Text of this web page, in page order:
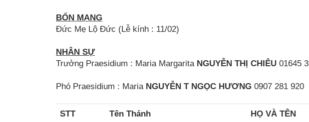
BỔN MẠNG
Đức Mẹ Lộ Đức (Lễ kính : 11/02)
NHÂN SỰ
Trưởng Praesidium : Maria Margarita NGUYỄN THỊ CHIÊU 01645
Phó Praesidium : Maria NGUYỄN T NGỌC HƯƠNG 0907 281 920
STT Tên Thánh HỌ VÀ TÊN